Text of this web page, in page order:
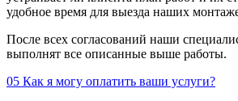
удобное время для выезда наших
После всех согласований наши
выполнят все описанные выше работы.
05 Как я могу оплатить ваши услуги?